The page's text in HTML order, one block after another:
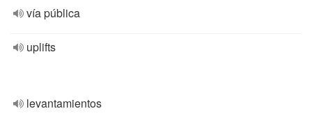
vía pública
uplifts
levantamientos